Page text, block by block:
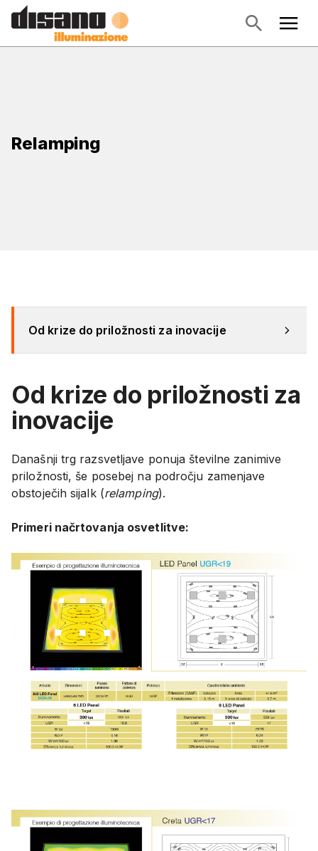
Relamping
Od krize do priložnosti za inovacije
Od krize do priložnosti za
inovacije
Današnji trg razsvetljave ponuja številne zanimive
priložnosti, še posebej na področju zamenjave
obstoječih sijalk (relamping).
Primeri načrtovanja osvetlitve: